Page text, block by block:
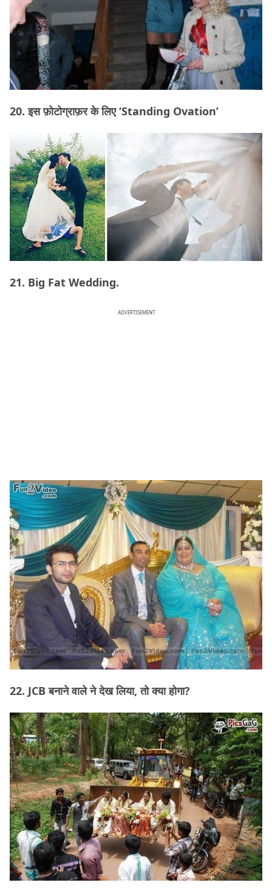
20. इस फ़ोटोग्राफ़र के लिए ‘Standing Ovation’
21. Big Fat Wedding.
ADVERTISEMENT
22. JCB बनाने वाले ने देख लिया, तो क्या होगा?